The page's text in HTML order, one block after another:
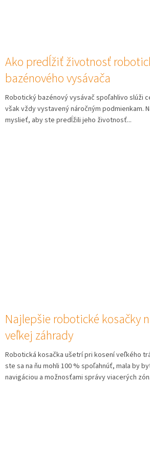
Ako predĺžiť životnosť
bazénového vysávača
Robotický bazénový vysávač spoľahlivo slúži
však vždy vystavený náročným podmienkam.
myslieť, aby ste predĺžili jeho životnosť...
Najlepšie robotické kosačky
veľkej záhrady
Robotická kosačka ušetrí pri kosení veľkého
ste sa na ňu mohli 100 % spoľahnúť, mala by
navigáciou a možnosťami správy viacerých